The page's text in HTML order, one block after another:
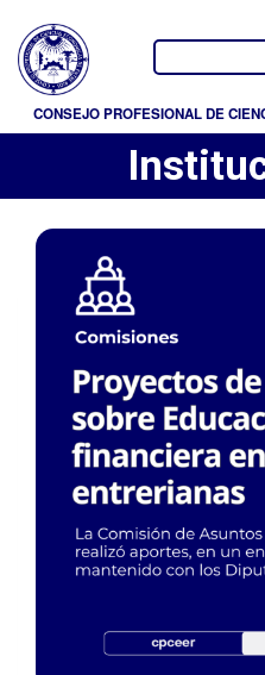
CONSEJO PROFESIONAL DE
Buscador